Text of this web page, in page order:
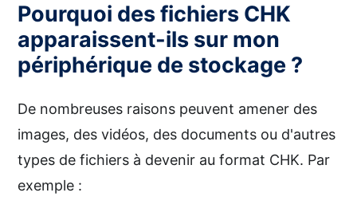
Pourquoi des fichiers CHK
apparaissent-ils sur mon
périphérique de stockage ?
De nombreuses raisons peuvent amener des
images, des vidéos, des documents ou d'autres
types de fichiers à devenir au format CHK. Par
exemple :